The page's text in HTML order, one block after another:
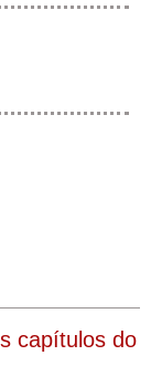
capítulos do